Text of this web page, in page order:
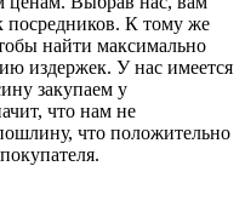
посредников. К тому же
найти максимально
издержек. У нас имеется
закупаем у
что нам не
что положительно